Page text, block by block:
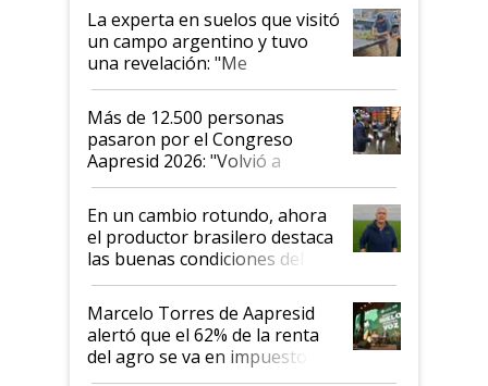
La experta en suelos que visitó
un campo argentino y tuvo
una revelación: "Me
impresionó mucho"
Más de 12.500 personas
pasaron por el Congreso
Aapresid 2026: "Volvió a
demostrar que hablar del
suelo es hablar de todo el
sistema productivo"
En un cambio rotundo, ahora
el productor brasilero destaca
las buenas condiciones del
agro argentino para invertir:
"Los veo más motivados"
Marcelo Torres de Aapresid
alertó que el 62% de la renta
del agro se va en impuestos:
"No es bueno que en